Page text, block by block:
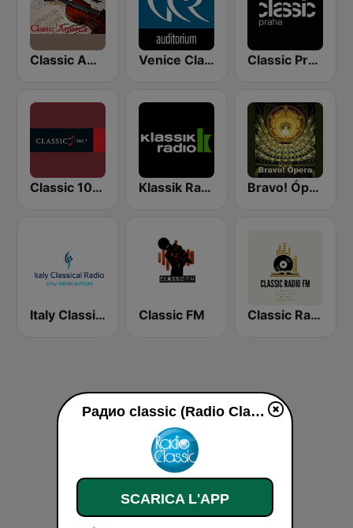
Classic America Venice Classic Radio | VCR Auditorium Classic Praha
Classic 1027 Klassik Radio Bravo! Ópera radio
Italy Classical Radio Classic FM Classic Radio FM
Pадио classic (Radio Classic) diretta
SCARICA L'APP